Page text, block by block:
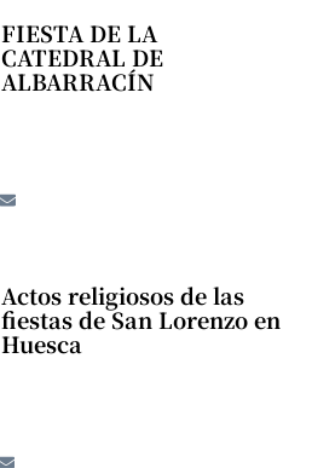
FIESTA DE LA
CATEDRAL DE
ALBARRACÍN
Actos religiosos de las
fiestas de San Lorenzo en
Huesca